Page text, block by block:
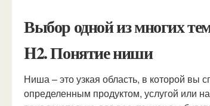
Выбор одной из многих
H2. Понятие ниши
Ниша – это узкая область, в которой вы
определенным продуктом, услугой или